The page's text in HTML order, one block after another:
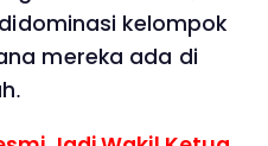
kelompok
mereka ada di